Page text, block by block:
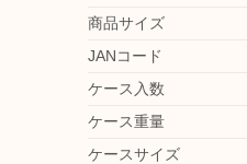
商品サイズ
JANコード
ケース入数
ケース重量
ケースサイズ